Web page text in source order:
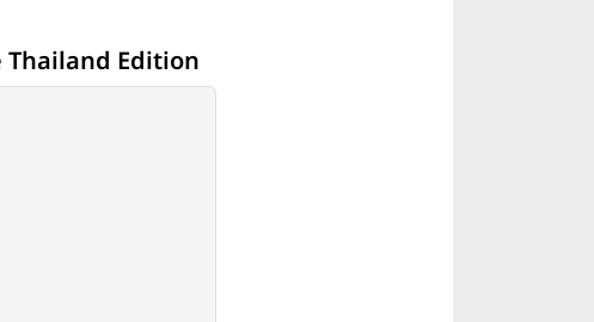
Thailand Edition